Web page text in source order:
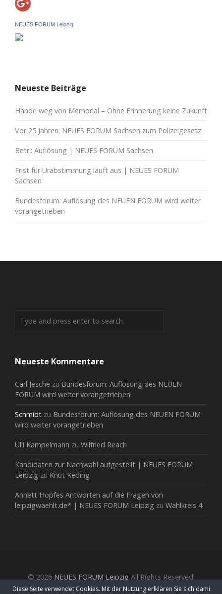
NEUES FORUM Leipzig
Neueste Beiträge
Hände weg von Memorial – Ohne Erinnerung keine Zukunft
Vor 25 Jahren: NEUES FORUM Sachsen zum Polizeigesetz
Betr.: Auflösung | NEUES FORUM Sachsen
Frist für Urabstimmung läuft aus | NEUES FORUM
Sachsen
Bundesforum: Auflösung des NEUEN FORUM wird weiter
vorangetrieben
Neueste Kommentare
Carl Jesche zu Bundesforum: Auflösung des NEUEN
FORUM wird weiter vorangetrieben
Schmidt zu Bundesforum: Auflösung des NEUEN FORUM
wird weiter vorangetrieben
Ulli Kampelmann zu Wilfried Reach
Kandidaten zur Nachwahl aufgestellt | NEUES FORUM
Leipzig zu Knut Keding
Annett Hopfes Antworten auf die Fragen von
leipzigwaehlt.de* | NEUES FORUM Leipzig zu Wahlkreis 4
© 2026 NEUES FORUM Leipzig All Rights Reserved.
Diese Seite verwendet Cookies. Mit der Nutzung erlklären Sie sich dami